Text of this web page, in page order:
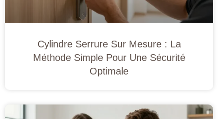
Cylindre Serrure Sur Mesure : La
Méthode Simple Pour Une Sécurité
Optimale